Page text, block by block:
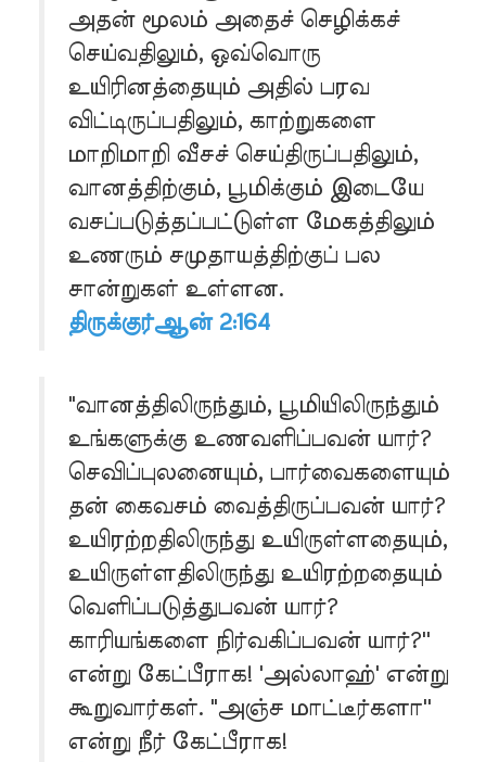
அதன் மூலம் அதைச் செழிக்கச்
செய்வதிலும், ஒவ்வொரு
உயிரினத்தையும் அதில் பரவ
விட்டிருப்பதிலும், காற்றுகளை
மாறிமாறி வீசச் செய்திருப்பதிலும்,
வானத்திற்கும், பூமிக்கும் இடையே
வசப்படுத்தப்பட்டுள்ள மேகத்திலும்
உணரும் சமுதாயத்திற்குப் பல
சான்றுகள் உள்ளன.
திருக்குர்ஆன் 2:164
"வானத்திலிருந்தும், பூமியிலிருந்தும்
உங்களுக்கு உணவளிப்பவன் யார்?
செவிப்புலனையும், பார்வைகளையும்
தன் கைவசம் வைத்திருப்பவன் யார்?
உயிரற்றதிலிருந்து உயிருள்ளதையும்,
உயிருள்ளதிலிருந்து உயிரற்றதையும்
வெளிப்படுத்துபவன் யார்?
காரியங்களை நிர்வகிப்பவன் யார்?''
என்று கேட்பீராக! 'அல்லாஹ்' என்று
கூறுவார்கள். "அஞ்ச மாட்டீர்களா''
என்று நீர் கேட்பீராக!